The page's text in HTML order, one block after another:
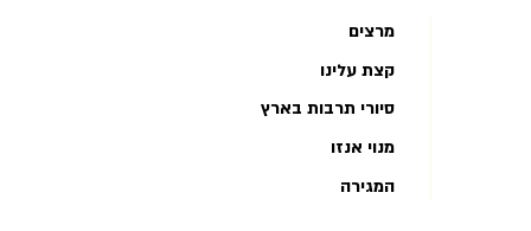
מרצים
קצת עלינו
סיורי תרבות בארץ
מנוי אנזו
המגירה